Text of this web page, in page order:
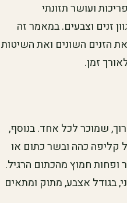
ועושר תזונתי
זנים וצבעים. במאמר זה
הזנים השונים ואת השיטות
זמן.
שמוכר לכל אחד. בנוסף,
קליפה כהה ובשר כתום או
ופחות חמוץ מהכתום הרגיל.
בגודל אצבע, מתוק ומתאים